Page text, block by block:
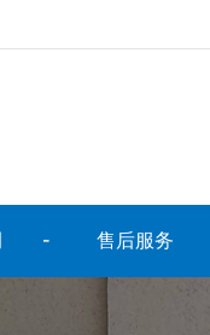
售后服务